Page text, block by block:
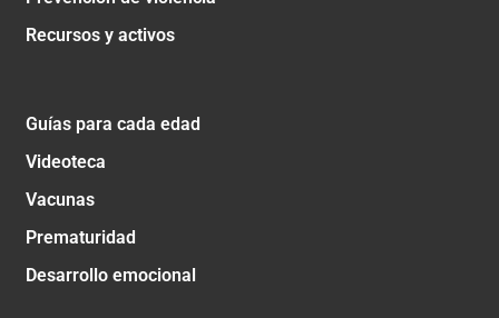
Recursos y activos
Guías para cada edad
Videoteca
Vacunas
Prematuridad
Desarrollo emocional